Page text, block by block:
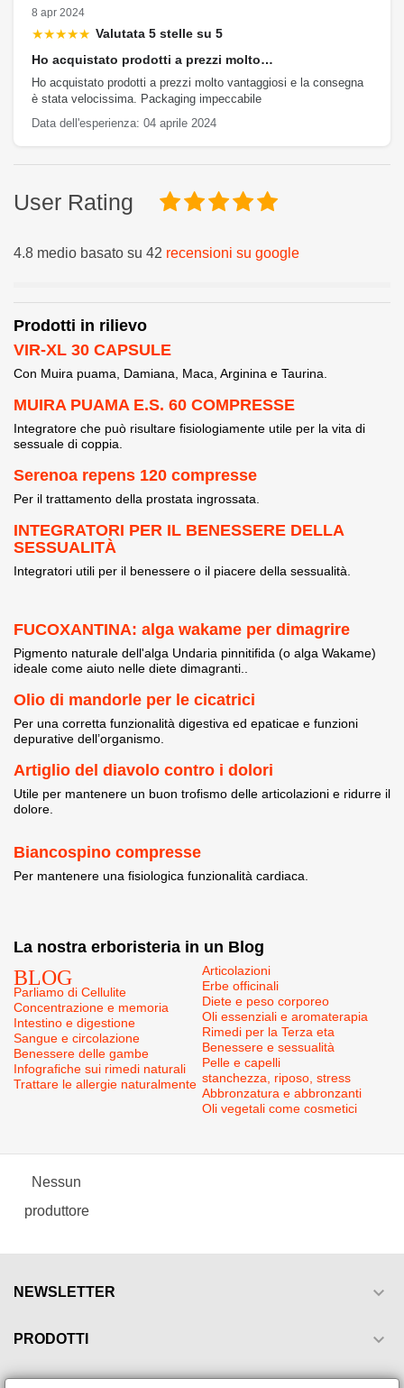
8 apr 2024
★★★★★ Valutata 5 stelle su 5
Ho acquistato prodotti a prezzi molto…
Ho acquistato prodotti a prezzi molto vantaggiosi e la consegna
è stata velocissima. Packaging impeccabile
Data dell'esperienza: 04 aprile 2024
User Rating
4.8 medio basato su 42 recensioni su google
Prodotti in rilievo
VIR-XL 30 CAPSULE
Con Muira puama, Damiana, Maca, Arginina e Taurina.
MUIRA PUAMA E.S. 60 COMPRESSE
Integratore che può risultare fisiologiamente utile per la vita di
sessuale di coppia.
Serenoa repens 120 compresse
Per il trattamento della prostata ingrossata.
INTEGRATORI PER IL BENESSERE DELLA
SESSUALITÀ
Integratori utili per il benessere o il piacere della sessualità.
FUCOXANTINA: alga wakame per dimagrire
Pigmento naturale dell'alga Undaria pinnitifida (o alga Wakame)
ideale come aiuto nelle diete dimagranti..
Olio di mandorle per le cicatrici
Per una corretta funzionalità digestiva ed epaticae e funzioni
depurative dell’organismo.
Artiglio del diavolo contro i dolori
Utile per mantenere un buon trofismo delle articolazioni e ridurre il
dolore.
Biancospino compresse
Per mantenere una fisiologica funzionalità cardiaca.
La nostra erboristeria in un Blog
BLOG
Parliamo di Cellulite
Concentrazione e memoria
Intestino e digestione
Sangue e circolazione
Benessere delle gambe
Infografiche sui rimedi naturali
Trattare le allergie naturalmente
Articolazioni
Erbe officinali
Diete e peso corporeo
Oli essenziali e aromaterapia
Rimedi per la Terza eta
Benessere e sessualità
Pelle e capelli
stanchezza, riposo, stress
Abbronzatura e abbronzanti
Oli vegetali come cosmetici
Nessun
produttore
NEWSLETTER 
PRODOTTI 